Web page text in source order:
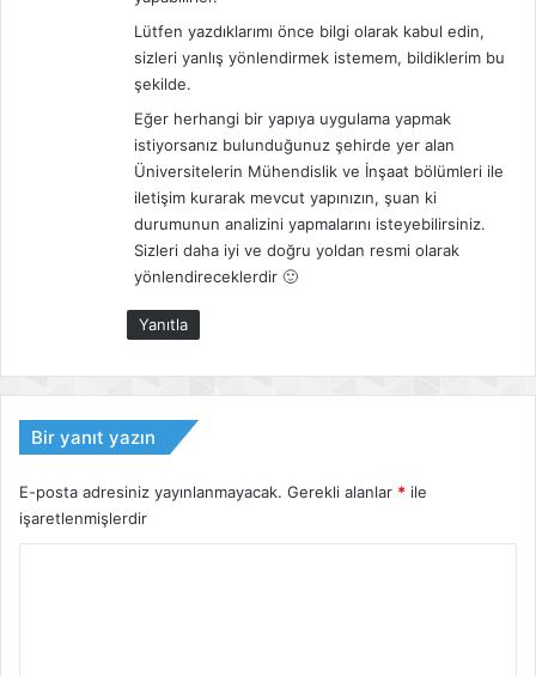
Lütfen yazdıklarımı önce bilgi olarak kabul edin,
sizleri yanlış yönlendirmek istemem, bildiklerim bu
şekilde.
Eğer herhangi bir yapıya uygulama yapmak
istiyorsanız bulunduğunuz şehirde yer alan
Üniversitelerin Mühendislik ve İnşaat bölümleri ile
iletişim kurarak mevcut yapınızın, şuan ki
durumunun analizini yapmalarını isteyebilirsiniz.
Sizleri daha iyi ve doğru yoldan resmi olarak
yönlendireceklerdir 🙂
Yanıtla
Bir yanıt yazın
E-posta adresiniz yayınlanmayacak. Gerekli alanlar * ile
işaretlenmişlerdir